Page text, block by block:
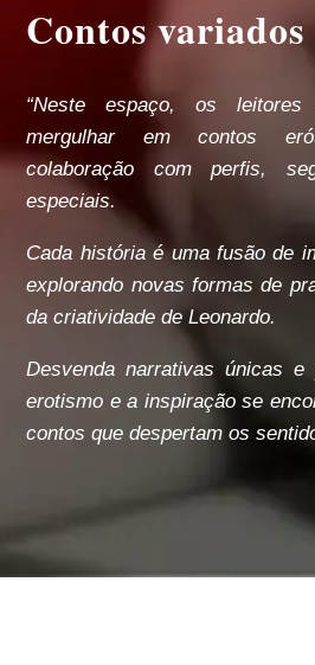
Contos variados
“Neste espaço, os
mergulhar em contos
colaboração com perfis,
especiais.
Cada história é uma fusão de
explorando novas formas de
da criatividade de Leonardo.
Desvenda narrativas únicas e
erotismo e a inspiração se
contos que despertam os